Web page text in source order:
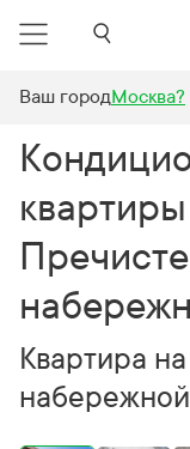
Ваш городМосква?
Квартира